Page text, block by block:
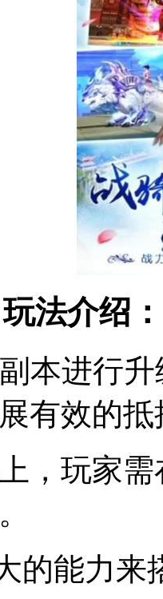
法介绍：
本进行
有效的抵
，玩家
的能力